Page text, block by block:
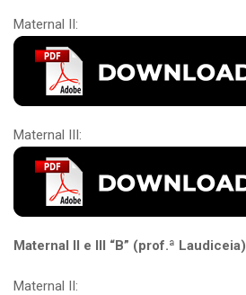
Maternal II:
Maternal III:
Maternal II e III “B” (prof.ª Laudiceia)
Maternal II: